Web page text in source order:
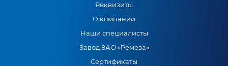
Реквизиты
О компании
Наши специалисты
Завод ЗАО «Ремеза»
Сертификаты